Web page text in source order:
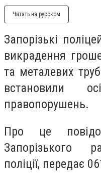
Читать на русском
Запорізькі
викрадення
та металевих
встановили
правопорушень.
Про це
Запорізького
поліції, передає